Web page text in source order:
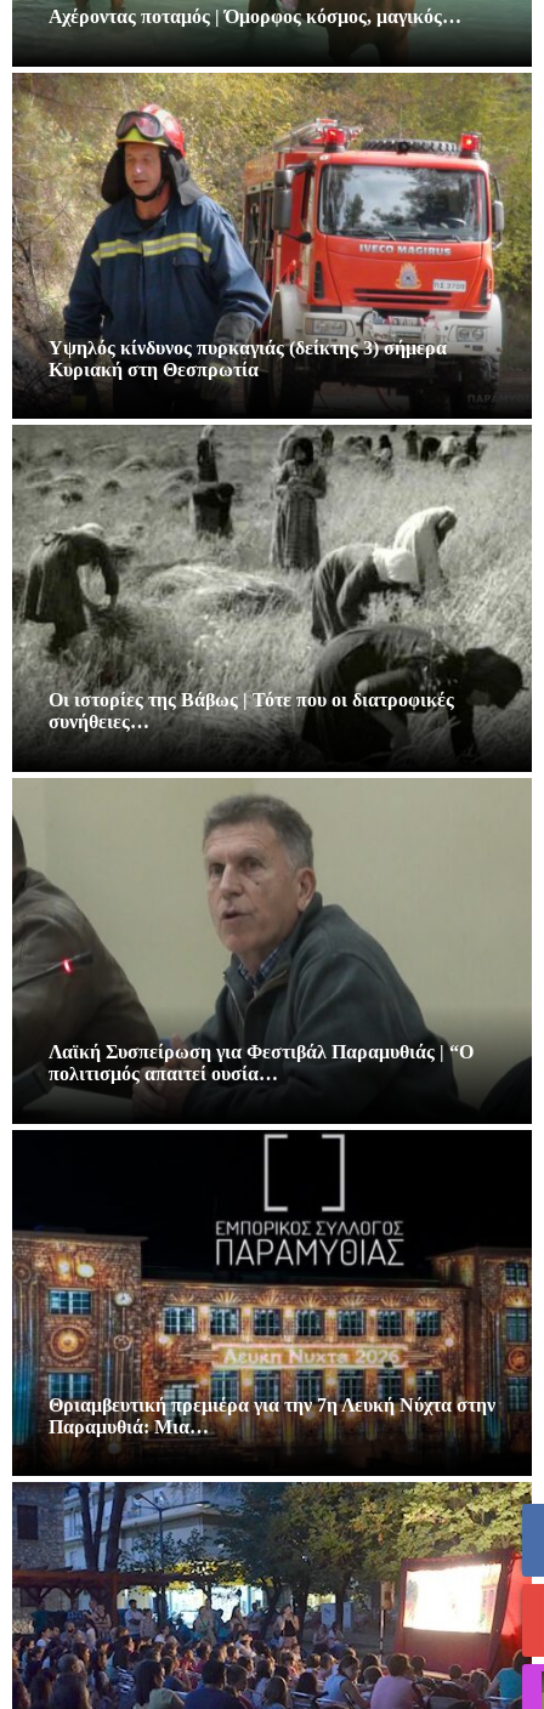
Αχέροντας ποταμός | Όμορφος κόσμος, μαγικός…
Υψηλός κίνδυνος πυρκαγιάς (δείκτης 3) σήμερα
Κυριακή στη Θεσπρωτία
Οι ιστορίες της Βάβως | Τότε που οι διατροφικές
συνήθειες…
Λαϊκή Συσπείρωση για Φεστιβάλ Παραμυθιάς | “Ο
πολιτισμός απαιτεί ουσία…
Θριαμβευτική πρεμιέρα για την 7η Λευκή Νύχτα στην
Παραμυθιά: Μια…